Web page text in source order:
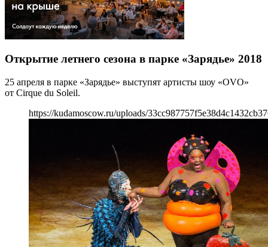
Открытие летнего сезона в парке «Зарядье» 2018
25 апреля в парке «Зарядье» выступят артисты шоу «OVO»
от Cirque du Soleil.
https://kudamoscow.ru/uploads/